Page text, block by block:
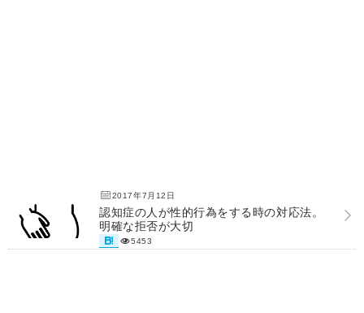
2017年7月12日
認知症の人が性的行為をする時の対応法。
明確な拒否が大切
5453